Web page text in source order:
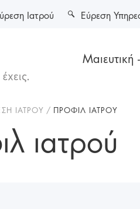
Μαιευτική
Ιατρού Εύρεση
ΙΑΤΡΟΥ ΠΡΟΦΙΛ ΙΑΤΡΟΥ
ιατρού